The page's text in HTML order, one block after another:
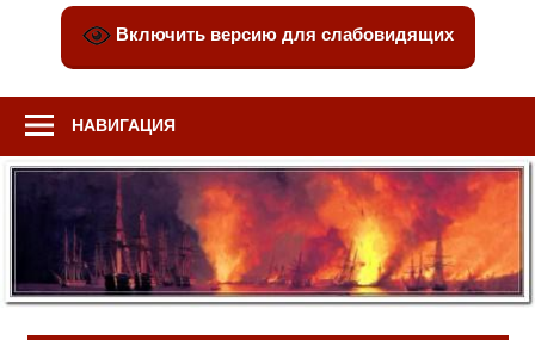
Включить версию для слабовидящих
НАВИГАЦИЯ